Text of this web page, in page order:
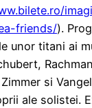
friends/).
unor titani ai
si
ale solistei.